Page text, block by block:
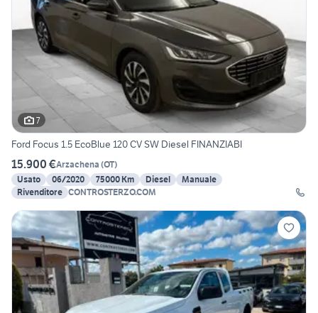
7
Ford Focus 1.5 EcoBlue 120 CV SW Diesel FINANZIABI
15.900 €Arzachena (OT)
Usato
06/2020 75000 Km Diesel
Manuale
Rivenditore CONTROSTERZO.COM